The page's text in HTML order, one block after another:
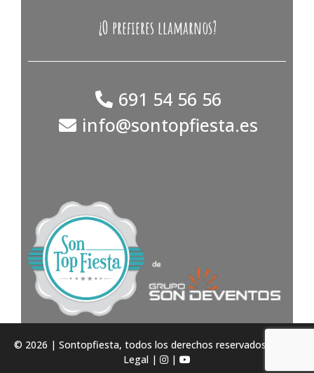
¿O prefieres llamarnos?
691 54 56 56
info@sontopfiesta.es
© 2026 | Sontopfiesta, todos los derechos reservados -
Legal | |